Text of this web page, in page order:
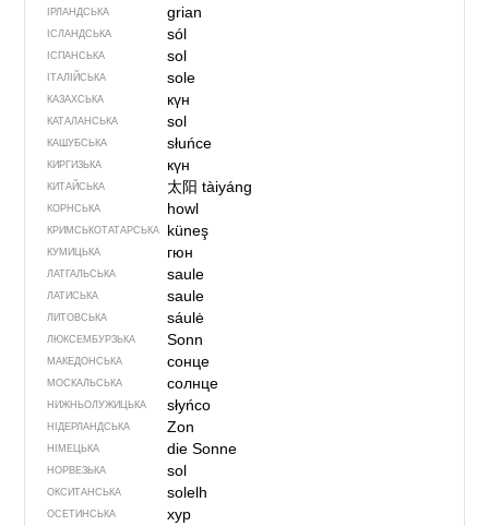
ІРЛАНДСЬКА grian
ІСЛАНДСЬКА sól
ІСПАНСЬКА sol
ІТАЛІЙСЬКА sole
КАЗАХСЬКА күн
КАТАЛАНСЬКА sol
КАШУБСЬКА słuńce
КИРГИЗЬКА күн
КИТАЙСЬКА 太阳tàiyáng
КОРНСЬКА howl
КРИМСЬКОТАТАРСЬКА küneş
КУМИЦЬКА гюн
ЛАТГАЛЬСЬКА saule
ЛАТИСЬКА saule
ЛИТОВСЬКА sáulė
ЛЮКСЕМБУРЗЬКА Sonn
МАКЕДОНСЬКА сонце
МОСКАЛЬСЬКА солнце
НИЖНЬОЛУЖИЦЬКА słyńco
НІДЕРЛАНДСЬКА Zon
НІМЕЦЬКА die Sonne
НОРВЕЗЬКА sol
ОКСИТАНСЬКА solelh
ОСЕТИНСЬКА хур